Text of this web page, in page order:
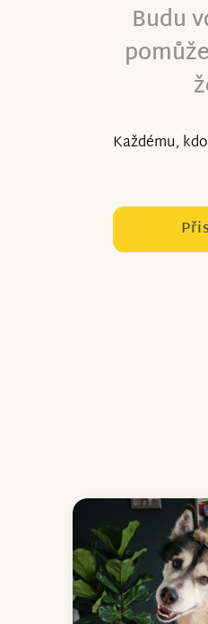
Budu
Každému,